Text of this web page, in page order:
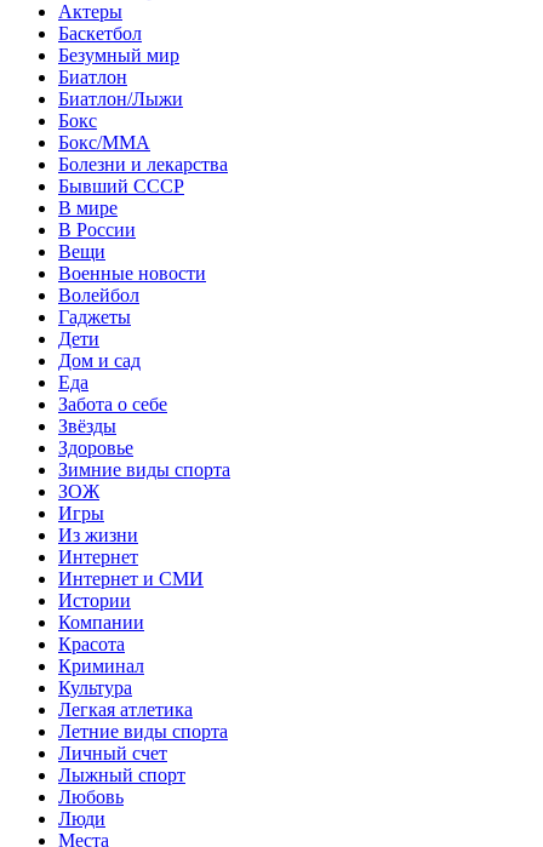
Актеры
Баскетбол
Безумный мир
Биатлон
Биатлон/Лыжи
Бокс
Бокс/MMA
Болезни и лекарства
Бывший СССР
В мире
В России
Вещи
Военные новости
Волейбол
Гаджеты
Дети
Дом и сад
Еда
Забота о себе
Звёзды
Здоровье
Зимние виды спорта
ЗОЖ
Игры
Из жизни
Интернет
Интернет и СМИ
Истории
Компании
Красота
Криминал
Культура
Легкая атлетика
Летние виды спорта
Личный счет
Лыжный спорт
Любовь
Люди
Места